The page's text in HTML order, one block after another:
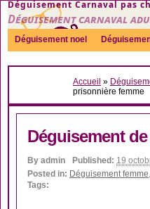
Déguisement Carnaval pas
Déguisement carnaval
Déguisement noel
Sexy Déguisement couple
Accueil »
prisonnière femme
Déguisement
By admin Published: 19
Posted in: Déguisement femme,
Tags: